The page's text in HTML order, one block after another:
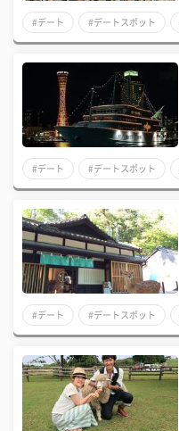
#デート #デートスポット
#デート #デートスポット
#デート #デートスポット